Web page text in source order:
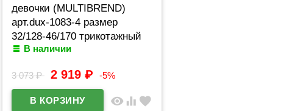
девочки (MULTIBREND)
арт.dux-1083-4 размер
32/128-46/170 трикотажный
цвет мятный
В наличии
3 073₽ 2 919 ₽ -5%
visibility equalizer favorite